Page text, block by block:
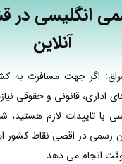
انگلیسی در
آنلاین
اگر جهت مسافرت به
اداری، قانونی و حقوقی
با تاییدات لازم هستید،
رسمی در اقصی نقاط کشور
انجام می دهد.